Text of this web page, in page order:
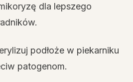
dla lepszego
podłoże w piekarniku
patogenom.